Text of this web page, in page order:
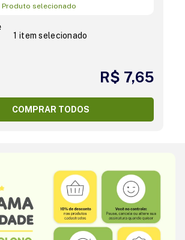
Produto selecionado
1 item selecionado
R$ 7,65
COMPRAR TODOS